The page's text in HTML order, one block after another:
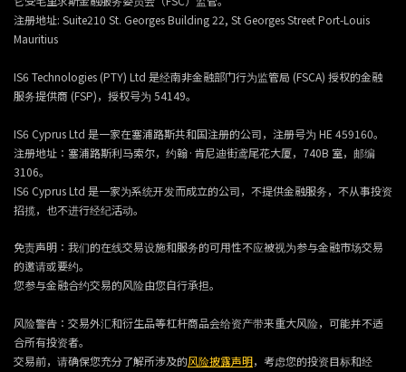
注册地址: Suite210 St. Georges Building 22, St Georges Street Port-Louis
Mauritius
IS6 Technologies (PTY) Ltd 是经南非金融部门行为监管局 (FSCA) 授权的金融
服务提供商 (FSP)，授权号为 54149。
IS6 Cyprus Ltd 是一家在塞浦路斯共和国注册的公司，注册号为 HE 459160。
注册地址：塞浦路斯利马索尔，约翰·肯尼迪街鸢尾花大厦，740B 室，邮编
3106。
IS6 Cyprus Ltd 是一家为系统开发而成立的公司，不提供金融服务，不从事投资
招揽，也不进行经纪活动。
免责声明：我们的在线交易设施和服务的可用性不应被视为参与金融市场交易
的邀请或要约。
您参与金融合约交易的风险由您自行承担。
风险警告：交易外汇和衍生品等杠杆商品会给资产带来重大风险，可能并不适
合所有投资者。
交易前，请确保您充分了解所涉及的风险披露声明，考虑您的投资目标和经